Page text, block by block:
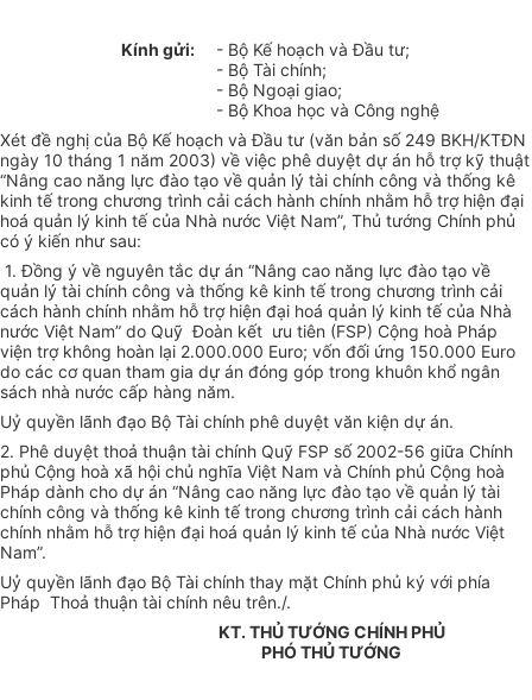
Kính gửi:
- Bộ Kế hoạch và Đầu tư;
- Bộ Tài chính;
- Bộ Ngoại giao;
- Bộ Khoa học và Công nghệ
Xét đề nghị của Bộ Kế hoạch và Đầu tư (văn bản số 249 BKH/KTĐN
ngày 10 tháng 1 năm 2003) về việc phê duyệt dự án hỗ trợ kỹ thuật
“Nâng cao năng lực đào tạo về quản lý tài chính công và thống kê
kinh tế trong chương trình cải cách hành chính nhằm hỗ trợ hiện đại
hoá quản lý kinh tế của Nhà nước Việt Nam”, Thủ tướng Chính phủ
có ý kiến như sau:
1. Đồng ý về nguyên tắc dự án “Nâng cao năng lực đào tạo về
quản lý tài chính công và thống kê kinh tế trong chương trình cải
cách hành chính nhằm hỗ trợ hiện đại hoá quản lý kinh tế của Nhà
nước Việt Nam” do Quỹ Đoàn kết ưu tiên (FSP) Cộng hoà Pháp
viện trợ không hoàn lại 2.000.000 Euro; vốn đối ứng 150.000 Euro
do các cơ quan tham gia dự án đóng góp trong khuôn khổ ngân
sách nhà nước cấp hàng năm.
Uỷ quyền lãnh đạo Bộ Tài chính phê duyệt văn kiện dự án.
2. Phê duyệt thoả thuận tài chính Quỹ FSP số 2002-56 giữa Chính
phủ Cộng hoà xã hội chủ nghĩa Việt Nam và Chính phủ Cộng hoà
Pháp dành cho dự án “Nâng cao năng lực đào tạo về quản lý tài
chính công và thống kê kinh tế trong chương trình cải cách hành
chính nhằm hỗ trợ hiện đại hoá quản lý kinh tế của Nhà nước Việt
Nam”.
Uỷ quyền lãnh đạo Bộ Tài chính thay mặt Chính phủ ký với phía
Pháp Thoả thuận tài chính nêu trên./.
KT. THỦ TƯỚNG CHÍNH PHỦ
PHÓ THỦ TƯỚNG